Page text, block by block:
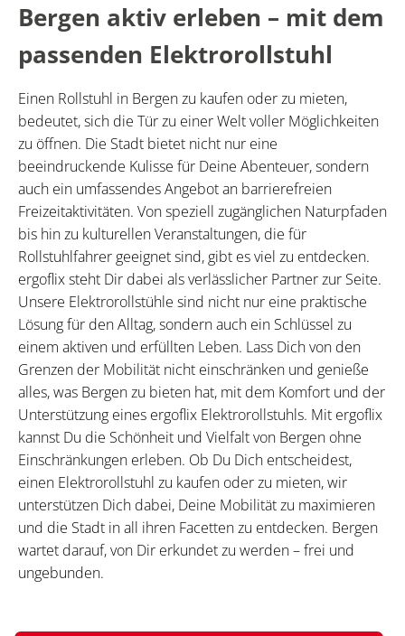
Bergen aktiv erleben – mit dem
passenden Elektrorollstuhl
Einen Rollstuhl in Bergen zu kaufen oder zu mieten,
bedeutet, sich die Tür zu einer Welt voller Möglichkeiten
zu öffnen. Die Stadt bietet nicht nur eine
beeindruckende Kulisse für Deine Abenteuer, sondern
auch ein umfassendes Angebot an barrierefreien
Freizeitaktivitäten. Von speziell zugänglichen Naturpfaden
bis hin zu kulturellen Veranstaltungen, die für
Rollstuhlfahrer geeignet sind, gibt es viel zu entdecken.
ergoflix steht Dir dabei als verlässlicher Partner zur Seite.
Unsere Elektrorollstühle sind nicht nur eine praktische
Lösung für den Alltag, sondern auch ein Schlüssel zu
einem aktiven und erfüllten Leben. Lass Dich von den
Grenzen der Mobilität nicht einschränken und genieße
alles, was Bergen zu bieten hat, mit dem Komfort und der
Unterstützung eines ergoflix Elektrorollstuhls. Mit ergoflix
kannst Du die Schönheit und Vielfalt von Bergen ohne
Einschränkungen erleben. Ob Du Dich entscheidest,
einen Elektrorollstuhl zu kaufen oder zu mieten, wir
unterstützen Dich dabei, Deine Mobilität zu maximieren
und die Stadt in all ihren Facetten zu entdecken. Bergen
wartet darauf, von Dir erkundet zu werden – frei und
ungebunden.